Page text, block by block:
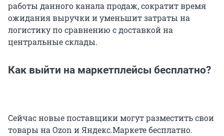
работы данного канала продаж, сократит время
ожидания выручки и уменьшит затраты на
логистику по сравнению с доставкой на
центральные склады.
Как выйти на маркетплейсы бесплатно?
Сейчас новые поставщики могут разместить свои
товары на Ozon и Яндекс.Маркете бесплатно.